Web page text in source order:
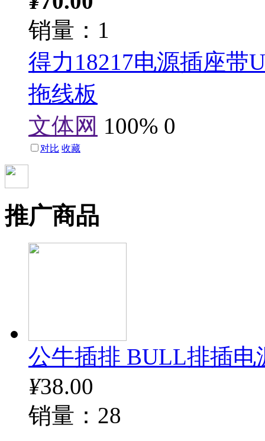
销量：1
得力18217电源插座带
拖线板
文体网 100% 0
对比 收藏
推广商品
公牛插排 BULL排插电
¥38.00
销量：28